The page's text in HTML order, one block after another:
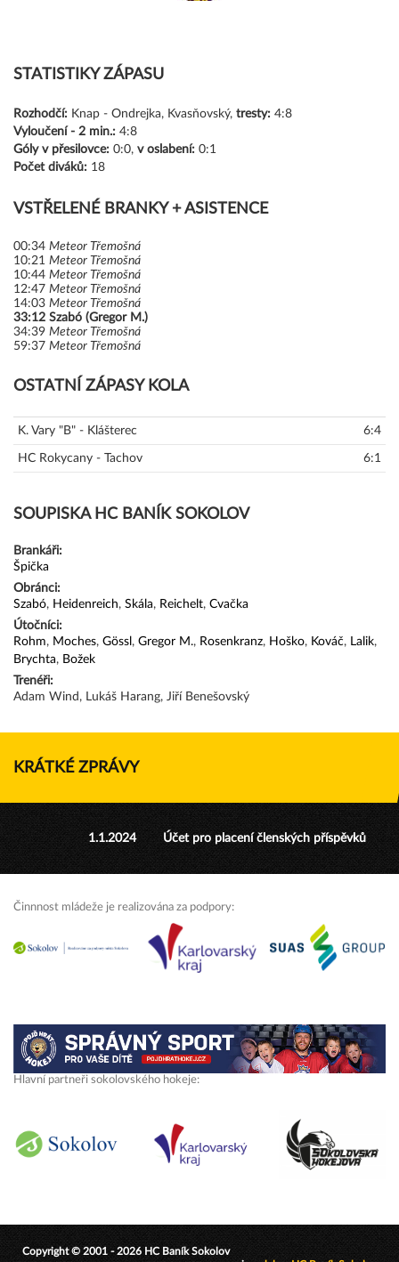
STATISTIKY ZÁPASU
Rozhodčí: Knap - Ondrejka, Kvasňovský, tresty: 4:8
Vyloučení - 2 min.: 4:8
Góly v přesilovce: 0:0, v oslabení: 0:1
Počet diváků: 18
VSTŘELENÉ BRANKY + ASISTENCE
00:34 Meteor Třemošná
10:21 Meteor Třemošná
10:44 Meteor Třemošná
12:47 Meteor Třemošná
14:03 Meteor Třemošná
33:12 Szabó (Gregor M.)
34:39 Meteor Třemošná
59:37 Meteor Třemošná
OSTATNÍ ZÁPASY KOLA
K. Vary "B" - Klášterec 6:4
HC Rokycany - Tachov 6:1
SOUPISKA HC BANÍK SOKOLOV
Brankáři:
Špička
Obránci:
Szabó, Heidenreich, Skála, Reichelt, Cvačka
Útočníci:
Rohm, Moches, Gössl , Gregor M., Rosenkranz, Hoško, Kováč, Lalik,
Brychta, Božek
Trenéři:
Adam Wind, Lukáš Harang, Jiří Benešovský
KRÁTKÉ ZPRÁVY
1.1.2024 Účet pro placení členských příspěvků
Činnnost mládeže je realizována za podpory:
Hlavní partneři sokolovského hokeje:
Copyright © 2001 - 2026 HC Baník Sokolov